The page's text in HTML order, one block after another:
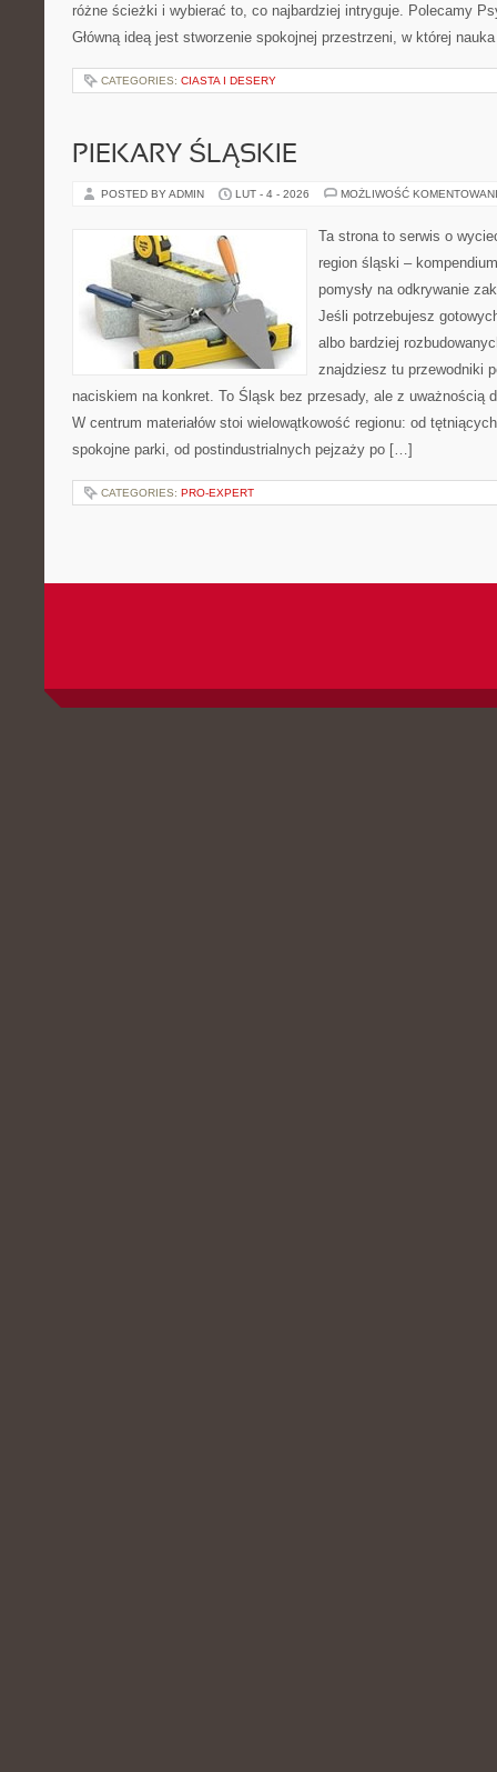
różne ścieżki i wybierać to, co najbardziej intryguje. Polecamy
Główną ideą jest stworzenie spokojnej przestrzeni, w której
CATEGORIES: CIASTA I DESERY
PIEKARY ŚLĄSKIE
POSTED BY ADMIN LUT - 4 - 2026 MOŻLIWOŚĆ
Ta strona to serwis o
region śląski –
pomysły na odkrywanie
Jeśli potrzebujesz
albo bardziej
znajdziesz tu przewodniki
naciskiem na konkret. To Śląsk bez przesady, ale z uważnością
W centrum materiałów stoi wielowątkowość regionu: od
spokojne parki, od postindustrialnych pejzaży po […]
CATEGORIES: PRO-EXPERT